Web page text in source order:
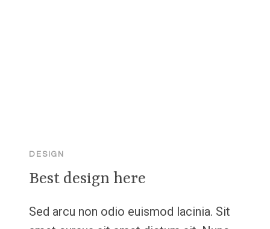
DESIGN
Best design here
Sed arcu non odio euismod lacinia. Sit